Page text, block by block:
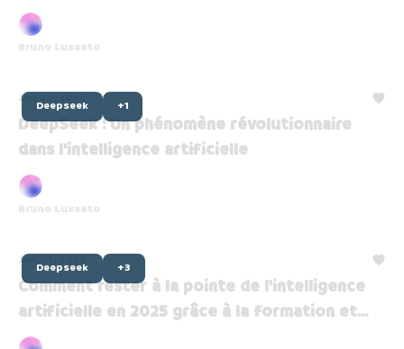
un partenariat (littéralement) nucléaire avec Open AI
et que le chinois Deepseek lance sont IA qui
Deepseek +1
Jan 28, 2025
DeepSeek : Un phénomène révolutionnaire
dans l’intelligence artificielle
Deepseek +3
Jan 07, 2025
Comment rester à la pointe de l'intelligence
artificielle en 2025 grâce à la formation et
aux dernières innovations